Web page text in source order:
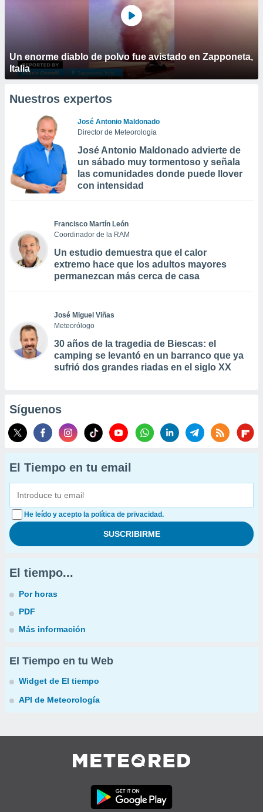
Un enorme diablo de polvo fue avistado en Zapponeta,
Italia
Nuestros expertos
José Antonio Maldonado
Director de Meteorología
José Antonio Maldonado advierte de
un sábado muy tormentoso y señala
las comunidades donde puede llover
con intensidad
Francisco Martín León
Coordinador de la RAM
Un estudio demuestra que el calor
extremo hace que los adultos mayores
permanezcan más cerca de casa
José Miguel Viñas
Meteorólogo
30 años de la tragedia de Biescas: el
camping se levantó en un barranco que ya
sufrió dos grandes riadas en el siglo XX
Síguenos
El Tiempo en tu email
He leído y acepto la política de privacidad.
El tiempo...
Por horas
PDF
Más información
El Tiempo en tu Web
Widget de El tiempo
API de Meteorología